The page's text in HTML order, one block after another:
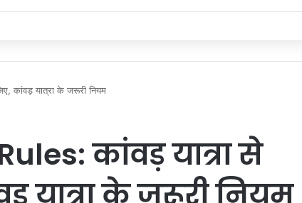
कांवड़ यात्रा के जरूरी नियम
कांवड़ यात्रा से
यात्रा के जरूरी नियम